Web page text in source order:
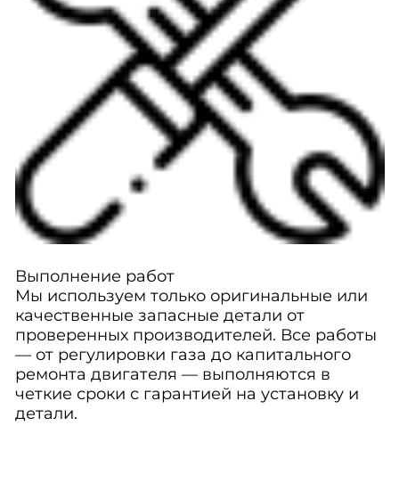
Выполнение работ
Мы используем только оригинальные или
качественные запасные детали от
проверенных производителей. Все работы
— от регулировки газа до капитального
ремонта двигателя — выполняются в
четкие сроки с гарантией на установку и
детали.